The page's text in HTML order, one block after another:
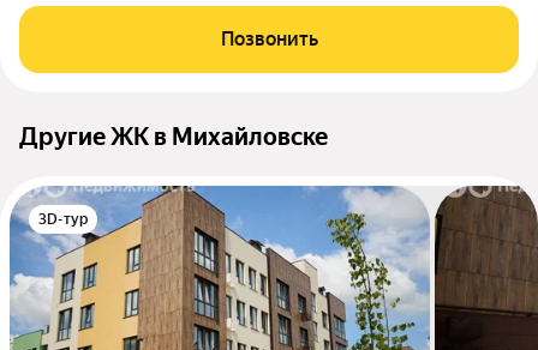
Позвонить
Другие ЖК в Михайловске
3D-тур